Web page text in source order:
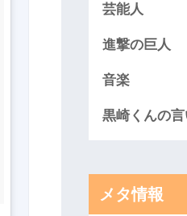
芸能人
進撃の巨人
音楽
黒崎くんの
メタ情報